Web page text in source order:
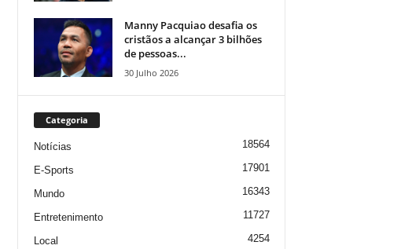
Manny Pacquiao desafia os
cristãos a alcançar 3 bilhões
de pessoas...
30 Julho 2026
Categoria
Notícias 18564
E-Sports 17901
Mundo 16343
Entretenimento 11727
Local 4254